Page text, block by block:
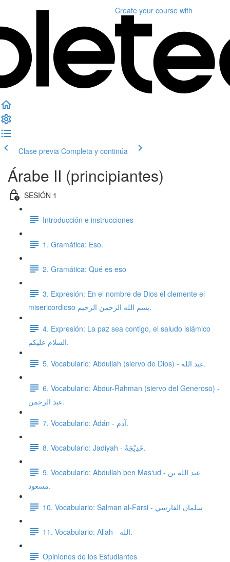
Create your course with
Clase previa Completa y continúa
Árabe II (principiantes)
SESIÓN 1
Introducción e instrucciones
1. Gramática: Eso.
2. Gramática: Qué es eso
3. Expresión: En el nombre de Dios el clemente el
misericordioso بسم الله الرحمن الرحيم.
4. Expresión: La paz sea contigo, el saludo islámico
السلام عليكم.
5. Vocabulario: Abdullah (siervo de Dios) - عبد الله.
6. Vocabulario: Abdur-Rahman (siervo del Generoso) -
عبد الرحمن.
7. Vocabulario: Adán - آدم.
8. Vocabulario: Jadiyah - خَدِيْجَةُ.
9. Vocabulario: Abdullah ben Mas‘ud - عبد الله بن
مسعود.
10. Vocabulario: Salman al-Farsi - سلمان الفارسي
11. Vocabulario: Allah - الله.
Opiniones de los Estudiantes